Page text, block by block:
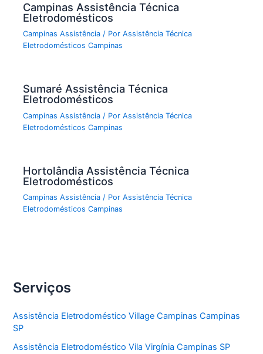
Campinas Assistência Técnica
Eletrodomésticos
Campinas Assistência / PorAssistência Técnica
Eletrodomésticos Campinas
Sumaré Assistência Técnica
Eletrodomésticos
Campinas Assistência / PorAssistência Técnica
Eletrodomésticos Campinas
Hortolândia Assistência Técnica
Eletrodomésticos
Campinas Assistência / PorAssistência Técnica
Eletrodomésticos Campinas
Serviços
Assistência Eletrodoméstico Village Campinas Campinas
SP
Assistência Eletrodoméstico Vila Virgínia Campinas SP